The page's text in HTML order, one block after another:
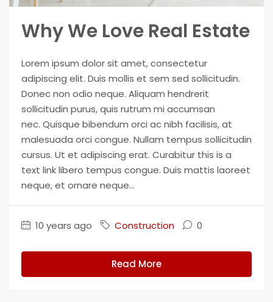
Why We Love Real Estate
Lorem ipsum dolor sit amet, consectetur
adipiscing elit. Duis mollis et sem sed sollicitudin.
Donec non odio neque. Aliquam hendrerit
sollicitudin purus, quis rutrum mi accumsan
nec. Quisque bibendum orci ac nibh facilisis, at
malesuada orci congue. Nullam tempus sollicitudin
cursus. Ut et adipiscing erat. Curabitur this is a
text link libero tempus congue. Duis mattis laoreet
neque, et ornare neque...
10 years ago Construction 0
Read More